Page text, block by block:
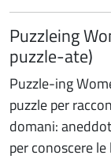
Puzzleing
puzzle-ate)
Puzzle-ing
puzzle per
domani:
per conoscere